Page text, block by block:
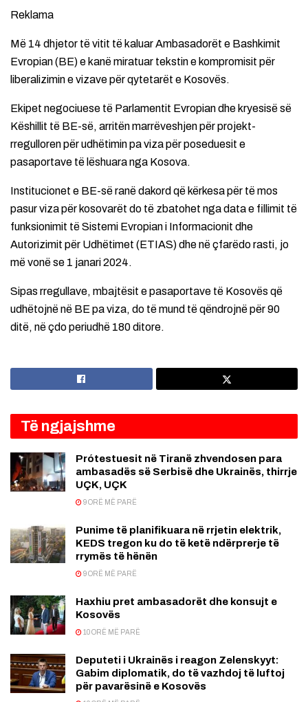
Reklama
Më 14 dhjetor të vitit të kaluar Ambasadorët e Bashkimit
Evropian (BE) e kanë miratuar tekstin e kompromisit për
liberalizimin e vizave për qytetarët e Kosovës.
Ekipet negociuese të Parlamentit Evropian dhe kryesisë së
Këshillit të BE-së, arritën marrëveshjen për projekt-
rregulloren për udhëtimin pa viza për poseduesit e
pasaportave të lëshuara nga Kosova.
Institucionet e BE-së ranë dakord që kërkesa për të mos
pasur viza për kosovarët do të zbatohet nga data e fillimit të
funksionimit të Sistemi Evropian i Informacionit dhe
Autorizimit për Udhëtimet (ETIAS) dhe në çfarëdo rasti, jo
më vonë se 1 janari 2024.
Sipas rregullave, mbajtësit e pasaportave të Kosovës që
udhëtojnë në BE pa viza, do të mund të qëndrojnë për 90
ditë, në çdo periudhë 180 ditore.
Të ngjajshme
Prótestuesit në Tiranë zhvendosen para
ambasadës së Serbisë dhe Ukrainës, thirrje
UÇK, UÇK
9 ORË MË PARË
Punime të planifikuara në rrjetin elektrik,
KEDS tregon ku do të ketë ndërprerje të
rrymës të hënën
9 ORË MË PARË
Haxhiu pret ambasadorët dhe konsujt e
Kosovës
10 ORË MË PARË
Deputeti i Ukrainës i reagon Zelenskyyt:
Gabim diplomatik, do të vazhdoj të luftoj
për pavarësinë e Kosovës